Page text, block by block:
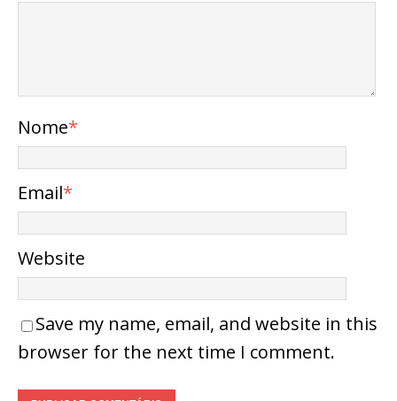
Nome*
Email*
Website
Save my name, email, and website in this
browser for the next time I comment.